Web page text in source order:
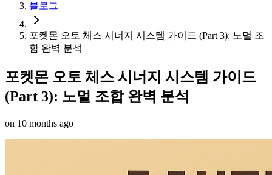
블로그
포켓몬 오토 체스 시너지 시스템 가이드 (Part 3): 노멀 조
합 완벽 분석
포켓몬 오토 체스 시너지 시스템 가이드
(Part 3): 노멀 조합 완벽 분석
on 10 months ago